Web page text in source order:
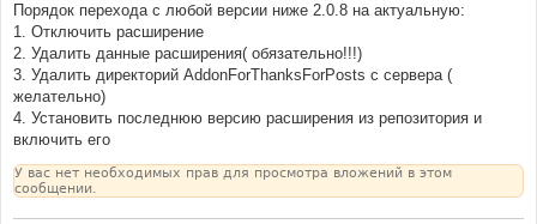
Порядок перехода с любой версии ниже 2.0.8 на актуальную:
1. Отключить расширение
2. Удалить данные расширения( обязательно!!!)
3. Удалить директорий AddonForThanksForPosts с сервера (
желательно)
4. Установить последнюю версию расширения из репозитория и
включить его
У вас нет необходимых прав для просмотра вложений в этом
сообщении.